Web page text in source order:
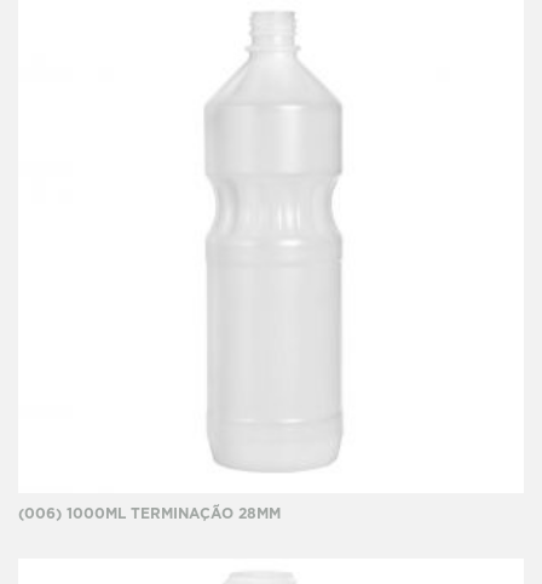
(006) 1000ML TERMINAÇÃO 28MM